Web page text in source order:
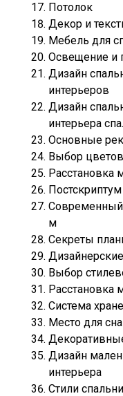
Потолок
Декор и
Мебель для
Освещение и
Дизайн
интерьеров
Дизайн
интерьера
Основные
Выбор
Расстановка
Постскриптум
Современный
м
Секреты
Выбор
Расстановка
Система
Место для сна
Дизайн
интерьера
Стили спальни